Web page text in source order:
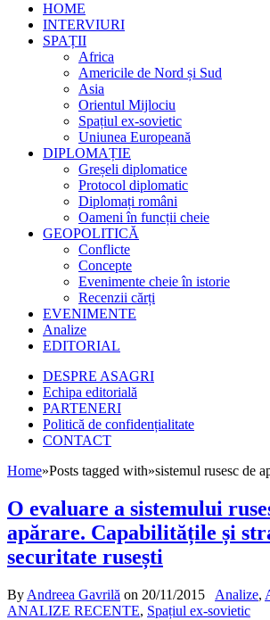
HOME
INTERVIURI
SPAȚII
Africa
Americile de Nord și Sud
Asia
Orientul Mijlociu
Spațiul ex-sovietic
Uniunea Europeană
DIPLOMAȚIE
Greșeli diplomatice
Protocol diplomatic
Diplomați români
Oameni în funcții cheie
GEOPOLITICĂ
Conflicte
Concepte
Evenimente cheie în istorie
Recenzii cărți
EVENIMENTE
Analize
EDITORIAL
DESPRE ASAGRI
Echipa editorială
PARTENERI
Politică de confidențialitate
CONTACT
Home»Posts tagged with»sistemul rusesc de
O evaluare a sistemului
apărare. Capabilitățile și
securitate rusești
By Andreea Gavrilă on 20/11/2015 Analize,
ANALIZE RECENTE, Spațiul ex-sovietic